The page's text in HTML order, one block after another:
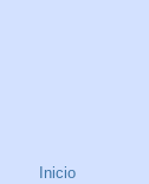
Inicio